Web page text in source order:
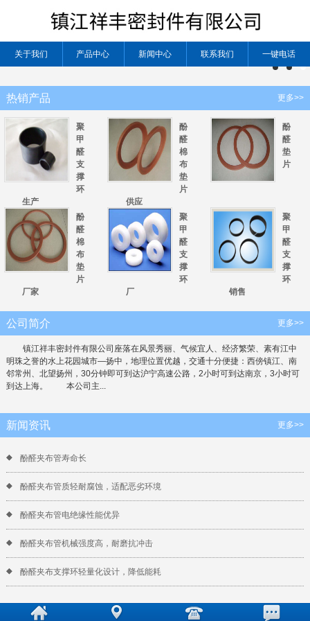
关于我们 产品中心 新闻中心 联系我们 一键电话
热销产品 更多>>
聚
甲
醛
支
撑
环
生产
酚
醛
棉
布
垫
片
供应
酚
醛
垫
片
酚
醛
棉
布
垫
片
厂家
聚
甲
醛
支
撑
环
厂
聚
甲
醛
支
撑
环
销售
公司简介 更多>>
镇江祥丰密封件有限公司座落在风景秀丽、气候宜人、经济繁荣、素有江中
明珠之誉的水上花园城市—扬中，地理位置优越，交通十分便捷：西傍镇江、南
邻常州、北望扬州，30分钟即可到达沪宁高速公路，2小时可到达南京，3小时可
到达上海。 本公司主...
新闻资讯 更多>>
酚醛夹布管寿命长
酚醛夹布管质轻耐腐蚀，适配恶劣环境
酚醛夹布管电绝缘性能优异
酚醛夹布管机械强度高，耐磨抗冲击
酚醛夹布支撑环轻量化设计，降低能耗